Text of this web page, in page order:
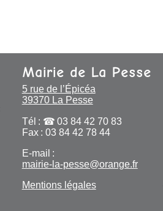
Mairie de La Pesse
5 rue de l’Épicéa
39370 La Pesse
Tél :
03 84 42 70 83
Fax : 03 84 42 78 44
E-mail :
mairie-la-pesse@orange.fr
Mentions légales